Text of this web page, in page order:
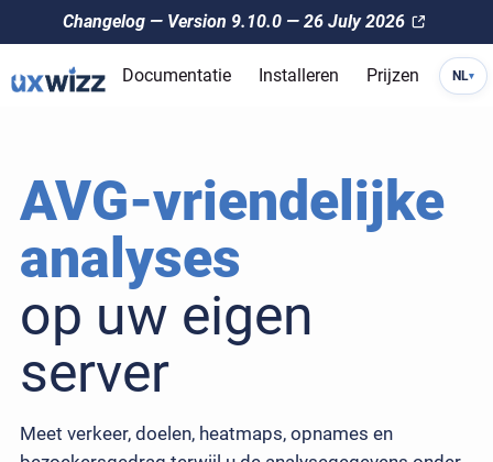
Changelog — Version 9.10.0 — 26 July 2026
Documentatie Installeren Prijzen NL▾
AVG-vriendelijke
analyses
op uw eigen
server
Meet verkeer, doelen, heatmaps, opnames en